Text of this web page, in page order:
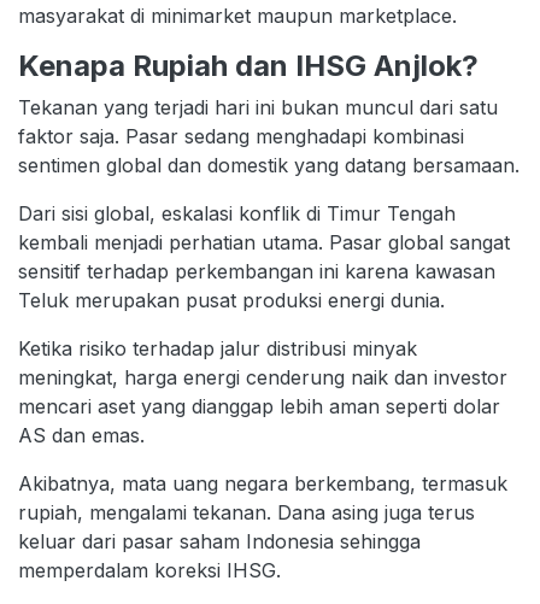
masyarakat di minimarket maupun marketplace.
Kenapa Rupiah dan IHSG Anjlok?
Tekanan yang terjadi hari ini bukan muncul dari satu
faktor saja. Pasar sedang menghadapi kombinasi
sentimen global dan domestik yang datang bersamaan.
Dari sisi global, eskalasi konflik di Timur Tengah
kembali menjadi perhatian utama. Pasar global sangat
sensitif terhadap perkembangan ini karena kawasan
Teluk merupakan pusat produksi energi dunia.
Ketika risiko terhadap jalur distribusi minyak
meningkat, harga energi cenderung naik dan investor
mencari aset yang dianggap lebih aman seperti dolar
AS dan emas.
Akibatnya, mata uang negara berkembang, termasuk
rupiah, mengalami tekanan. Dana asing juga terus
keluar dari pasar saham Indonesia sehingga
memperdalam koreksi IHSG.